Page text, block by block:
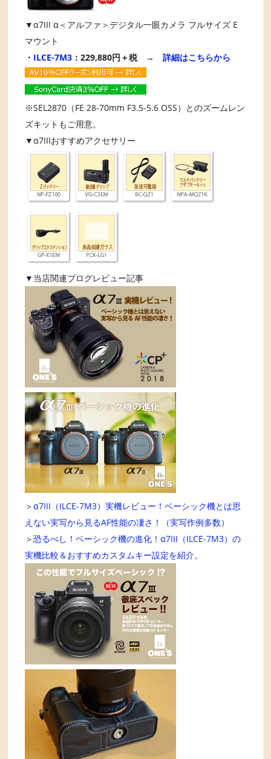
▼α7III α＜アルファ＞デジタル一眼カメラ フルサイズ E
マウント
・ ILCE-7M3 ：229,880円＋税 →詳細はこちらから
※SEL2870（FE 28-70mm F3.5-5.6 OSS）とのズームレン
ズキットもご用意。
▼α7IIIおすすめアクセサリー
▼当店関連ブログレビュー記事
＞α7III（ILCE-7M3）実機レビュー！ベーシック機とは思
えない実写から見るAF性能の凄さ！（実写作例多数）
＞恐るべし！ベーシック機の進化！α7III（ILCE-7M3）の
実機比較＆おすすめカスタムキー設定を紹介。